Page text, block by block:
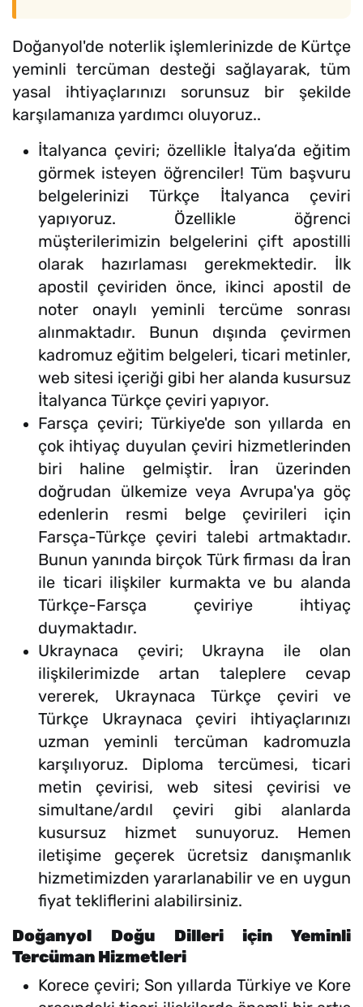
Doğanyol'de noterlik işlemlerinizde de Kürtçe
yeminli tercüman desteği sağlayarak, tüm
yasal ihtiyaçlarınızı sorunsuz bir şekilde
karşılamanıza yardımcı oluyoruz..
İtalyanca çeviri; özellikle İtalya’da eğitim
görmek isteyen öğrenciler! Tüm başvuru
belgelerinizi Türkçe İtalyanca çeviri
yapıyoruz. Özellikle öğrenci
müşterilerimizin belgelerini çift apostilli
olarak hazırlaması gerekmektedir. İlk
apostil çeviriden önce, ikinci apostil de
noter onaylı yeminli tercüme sonrası
alınmaktadır. Bunun dışında çevirmen
kadromuz eğitim belgeleri, ticari metinler,
web sitesi içeriği gibi her alanda kusursuz
İtalyanca Türkçe çeviri yapıyor.
Farsça çeviri; Türkiye'de son yıllarda en
çok ihtiyaç duyulan çeviri hizmetlerinden
biri haline gelmiştir. İran üzerinden
doğrudan ülkemize veya Avrupa'ya göç
edenlerin resmi belge çevirileri için
Farsça-Türkçe çeviri talebi artmaktadır.
Bunun yanında birçok Türk firması da İran
ile ticari ilişkiler kurmakta ve bu alanda
Türkçe-Farsça çeviriye ihtiyaç
duymaktadır.
Ukraynaca çeviri; Ukrayna ile olan
ilişkilerimizde artan taleplere cevap
vererek, Ukraynaca Türkçe çeviri ve
Türkçe Ukraynaca çeviri ihtiyaçlarınızı
uzman yeminli tercüman kadromuzla
karşılıyoruz. Diploma tercümesi, ticari
metin çevirisi, web sitesi çevirisi ve
simultane/ardıl çeviri gibi alanlarda
kusursuz hizmet sunuyoruz. Hemen
iletişime geçerek ücretsiz danışmanlık
hizmetimizden yararlanabilir ve en uygun
fiyat tekliflerini alabilirsiniz.
Doğanyol Doğu Dilleri için Yeminli
Tercüman Hizmetleri
Korece çeviri; Son yıllarda Türkiye ve Kore